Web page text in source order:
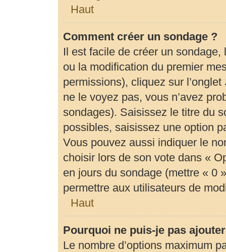
Haut
Comment créer un sondage ?
Il est facile de créer un sondage,
ou la modification du premier
permissions), cliquez sur l’onglet
ne le voyez pas, vous n’avez
sondages). Saisissez le titre du
possibles, saisissez une option
Vous pouvez aussi indiquer le
choisir lors de son vote dans «
en jours du sondage (mettre « 0
permettre aux utilisateurs de
Haut
Pourquoi ne puis-je pas
Le nombre d’options maximum